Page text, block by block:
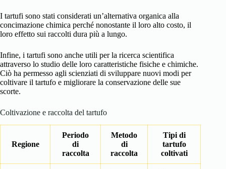
I tartufi sono stati considerati un’alternativa organica alla
concimazione chimica perché nonostante il loro alto costo, il
loro effetto sui raccolti dura più a lungo.
Infine, i tartufi sono anche utili per la ricerca scientifica
attraverso lo studio delle loro caratteristiche fisiche e chimiche.
Ciò ha permesso agli scienziati di sviluppare nuovi modi per
coltivare il tartufo e migliorare la conservazione delle sue
scorte.
Coltivazione e raccolta del tartufo
Regione
Periodo
di
raccolta
Metodo
di
raccolta
Tipi di
tartufo
coltivati